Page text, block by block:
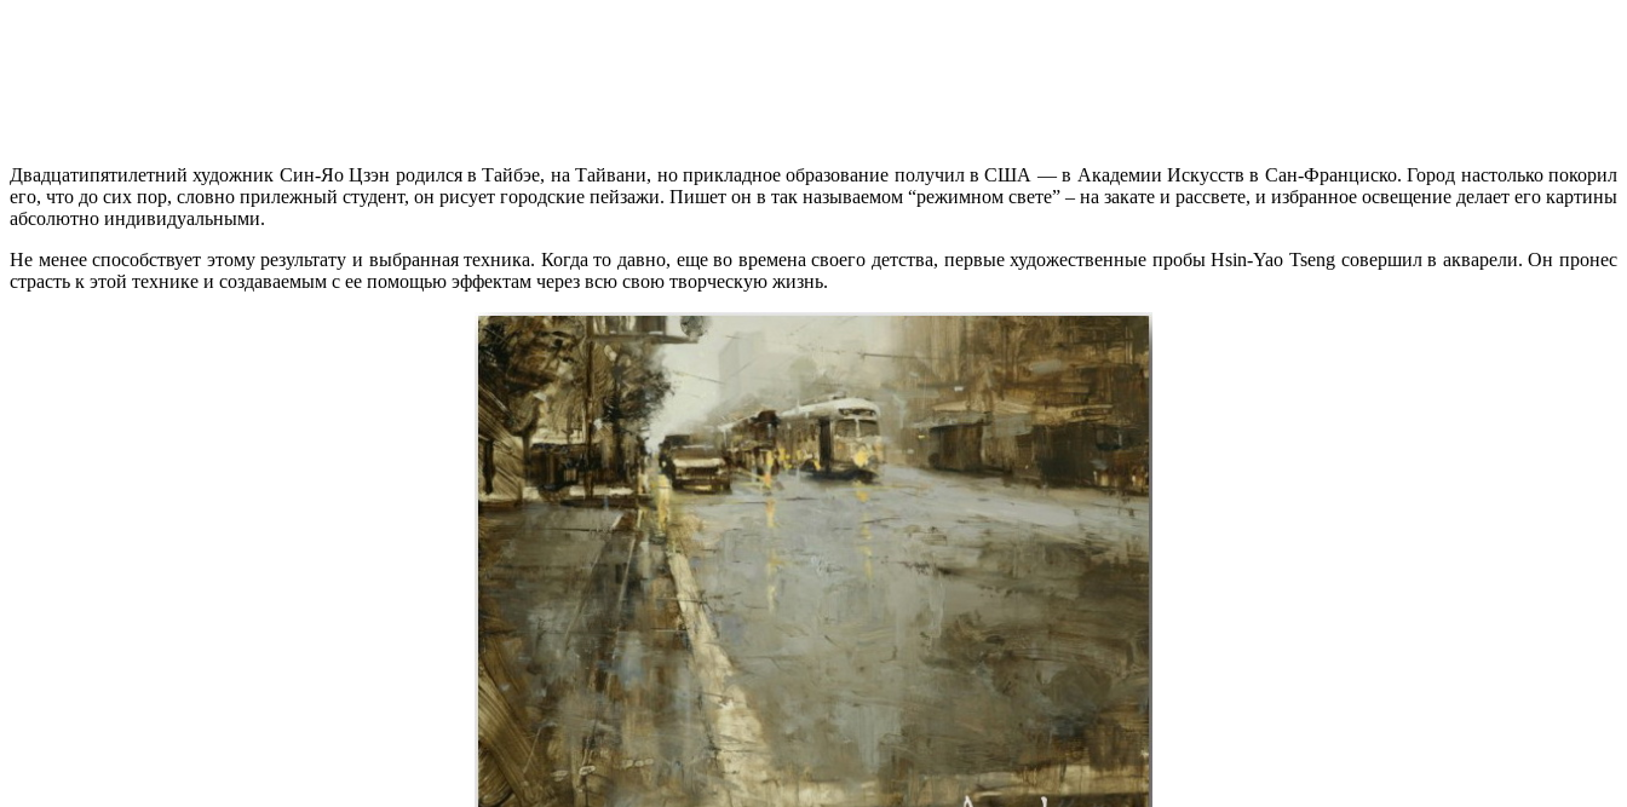
Двадцатипятилетний художник Син-Яо Цзэн родился в Тайбэе, на Тайвани, но прикладное образование получил в США — в Академии Искусств в Сан-Франциско. Город настолько покорил
его, что до сих пор, словно прилежный студент, он рисует городские пейзажи. Пишет он в так называемом “режимном свете” – на закате и рассвете, и избранное освещение делает его картины
абсолютно индивидуальными.
Не менее способствует этому результату и выбранная техника. Когда то давно, еще во времена своего детства, первые художественные пробы Hsin-Yao Tseng совершил в акварели. Он пронес
страсть к этой технике и создаваемым с ее помощью эффектам через всю свою творческую жизнь.